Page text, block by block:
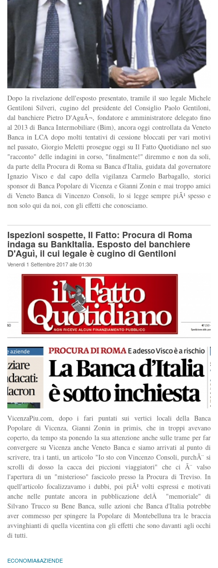
Dopo la rivelazione dell'esposto presentato, tramile il suo legale Michele
Gentiloni Silveri, cugino del presidente del Consiglio Paolo Gentiloni,
dal banchiere Pietro D'AguÃ¬, fondatore e amministratore delegato fino
al 2013 di Banca Intermobiliare (Bim), ancora oggi controllata da Veneto
Banca in LCA dopo molti tentativi di cessione bloccati per vari motivi
nel passato, Giorgio Meletti prosegue oggi su Il Fatto Quotidiano nel suo
"racconto" delle indagini in corso, "finalmente!" diremmo e non da soli,
da parte della Procura di Roma su Banca d'Italia, guidata dal governatore
Ignazio Visco e dal capo della vigilanza Carmelo Barbagallo, storici
sponsor di Banca Popolare di Vicenza e Gianni Zonin e mai troppo amici
di Veneto Banca di Vincenzo Consoli, lo si legge sempre piÃ¹ spesso e
non solo qui da noi, con gli effetti che conosciamo.
Ispezioni sospette, Il Fatto: Procura di Roma
indaga su BankItalia. Esposto del banchiere
D'Aguì, il cui legale è cugino di Gentiloni
Venerdi 1 Settembre 2017 alle 01:30
VicenzaPiu.com, dopo i fari puntati sui vertici locali della Banca
Popolare di Vicenza, Gianni Zonin in primis, che in troppi avevano
coperto, da tempo sta ponendo la sua attenzione anche sulle trame per far
convergere su Vicenza anche Veneto Banca e siamo arrivati al punto di
scrivere, tra i tanti, un articolo "Io sto con Vincenzo Consoli, purchÃ¨ si
scrolli di dosso la cacca dei piccioni viaggiatori" che ci Ã¨ valso
l'apertura di un "misterioso" fascicolo presso la Procura di Treviso. In
quell'articolo focalizzavamo i dubbi, poi piÃ¹ volti espressi e motivati
anche nelle puntate ancora in pubblicazione delÂ "memoriale" di
Silvano Trucco su Bene Banca, sulle azioni che Banca d'Italia potrebbe
aver commesso per spingere la Popolare di Montebelluna tra le braccia
avvinghianti di quella vicentina con gli effetti che sono davanti agli occhi
di tutti.
ECONOMIA&AZIENDE